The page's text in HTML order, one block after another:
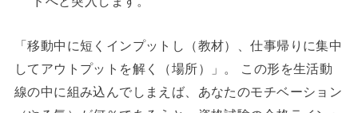
「移動中に短くインプットし（教材）、仕事帰りに集中
してアウトプットを解く（場所）」。 この形を生活動
線の中に組み込んでしまえば、あなたのモチベーション